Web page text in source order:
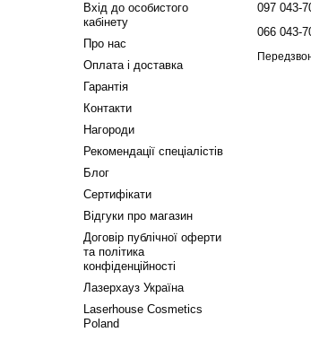
Вхід до особистого
кабінету
Про нас
Оплата і доставка
Гарантія
Контакти
Нагороди
Рекомендації спеціалістів
Блог
Сертифікати
Відгуки про магазин
Договір публічної оферти
та політика
конфіденційності
Лазерхауз Україна
Laserhouse Cosmetics
Poland
097 043-
066 043-